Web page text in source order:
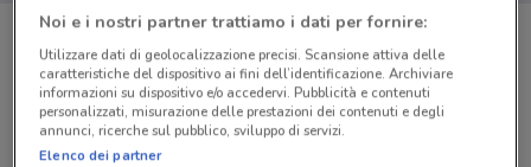
Negozi Deutsche Bank a Roma
Noi e i nostri partner trattiamo i dati per fornire:
Utilizzare dati di geolocalizzazione precisi. Scansione attiva delle
caratteristiche del dispositivo ai fini dell’identificazione. Archiviare
informazioni su dispositivo e/o accedervi. Pubblicità e contenuti
personalizzati, misurazione delle prestazioni dei contenuti e degli
annunci, ricerche sul pubblico, sviluppo di servizi.
Elenco dei partner